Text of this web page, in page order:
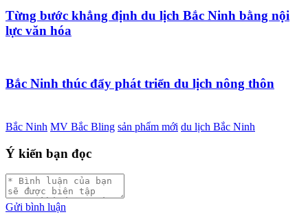
Từng bước khẳng định du lịch Bắc Ninh bằng nội
lực văn hóa
Bắc Ninh thúc đẩy phát triển du lịch nông thôn
Bắc Ninh MV Bắc Bling sản phẩm mới du lịch Bắc Ninh
Ý kiến bạn đọc
Gửi bình luận